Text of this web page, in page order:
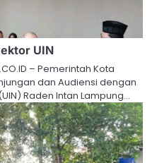
UIN
– Pemerintah Kota
dan Audiensi dengan
Raden Intan Lampung…